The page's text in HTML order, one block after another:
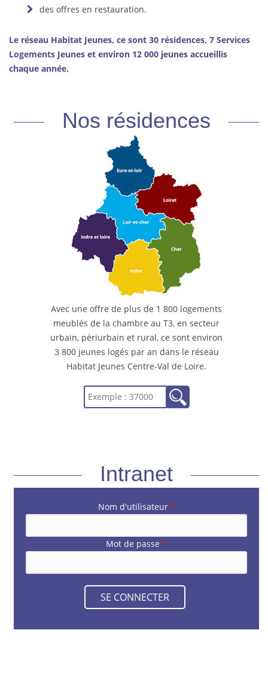
des offres en restauration.
Le réseau Habitat Jeunes, ce sont 30 résidences, 7 Services
Logements Jeunes et environ 12 000 jeunes accueillis
chaque année.
Nos résidences
Avec une offre de plus de 1 800 logements
meublés de la chambre au T3, en secteur
urbain, périurbain et rural, ce sont environ
3 800 jeunes logés par an dans le réseau
Habitat Jeunes Centre-Val de Loire.
Intranet
Nom d'utilisateur *
Mot de passe*